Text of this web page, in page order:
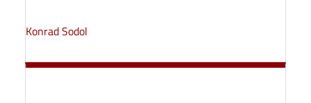
Konrad Sodol